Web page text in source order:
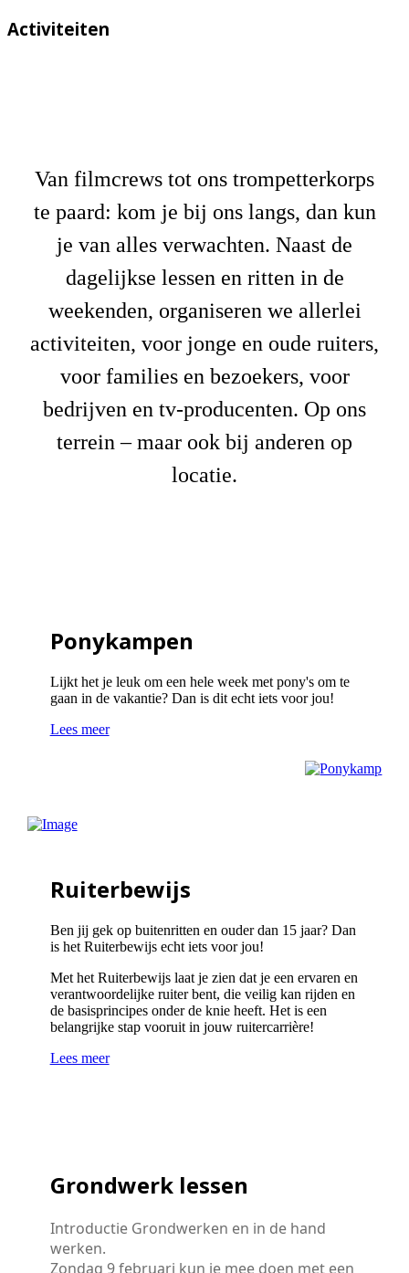
Activiteiten
Van filmcrews tot ons trompetterkorps
te paard: kom je bij ons langs, dan kun
je van alles verwachten. Naast de
dagelijkse lessen en ritten in de
weekenden, organiseren we allerlei
activiteiten, voor jonge en oude ruiters,
voor families en bezoekers, voor
bedrijven en tv-producenten. Op ons
terrein – maar ook bij anderen op
locatie.
Ponykampen
Lijkt het je leuk om een hele week met pony's om te
gaan in de vakantie? Dan is dit echt iets voor jou!
Lees meer
Ruiterbewijs
Ben jij gek op buitenritten en ouder dan 15 jaar? Dan
is het Ruiterbewijs echt iets voor jou!
Met het Ruiterbewijs laat je zien dat je een ervaren en
verantwoordelijke ruiter bent, die veilig kan rijden en
de basisprincipes onder de knie heeft. Het is een
belangrijke stap vooruit in jouw ruitercarrière!
Lees meer
Grondwerk lessen
Introductie Grondwerken en in de hand
werken.
Zondag 9 februari kun je mee doen met een